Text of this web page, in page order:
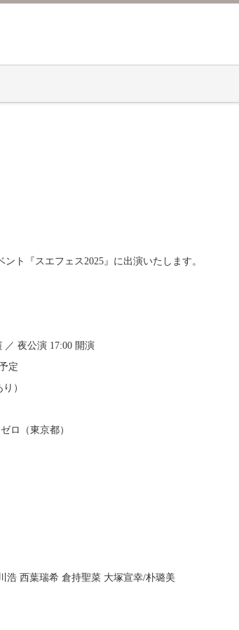
ト『スエフェス2025』に出演いたします。
／ 夜公演 17:00 開演
定
）
ロ（東京都）
浩 西葉瑞希 倉持聖菜 大塚宣幸/朴璐美